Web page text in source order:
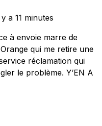
a 11 minutes
à envoie marre de
qui me retire une
réclamation qui
le problème. Y’EN A